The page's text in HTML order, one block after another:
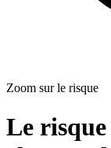
Zoom sur le risque
Le risque